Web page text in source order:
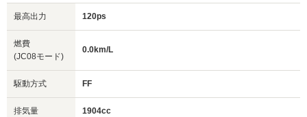
最高出力 120ps
燃費
(JC08モード)
0.0km/L
駆動方式 FF
排気量 1904cc